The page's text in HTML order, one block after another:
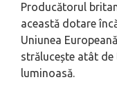
Producătorul
această dotare
Uniunea
strălucește atât
luminoasă.